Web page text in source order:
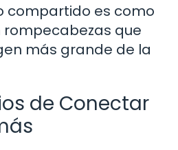
compartido es como
rompecabezas que
más grande de la
de Conectar